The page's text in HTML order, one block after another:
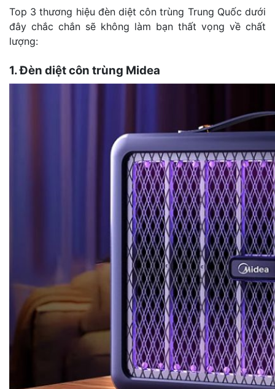
Top 3 thương hiệu đèn diệt côn trùng Trung Quốc dưới
đây chắc chắn sẽ không làm bạn thất vọng về chất
lượng:
1. Đèn diệt côn trùng Midea